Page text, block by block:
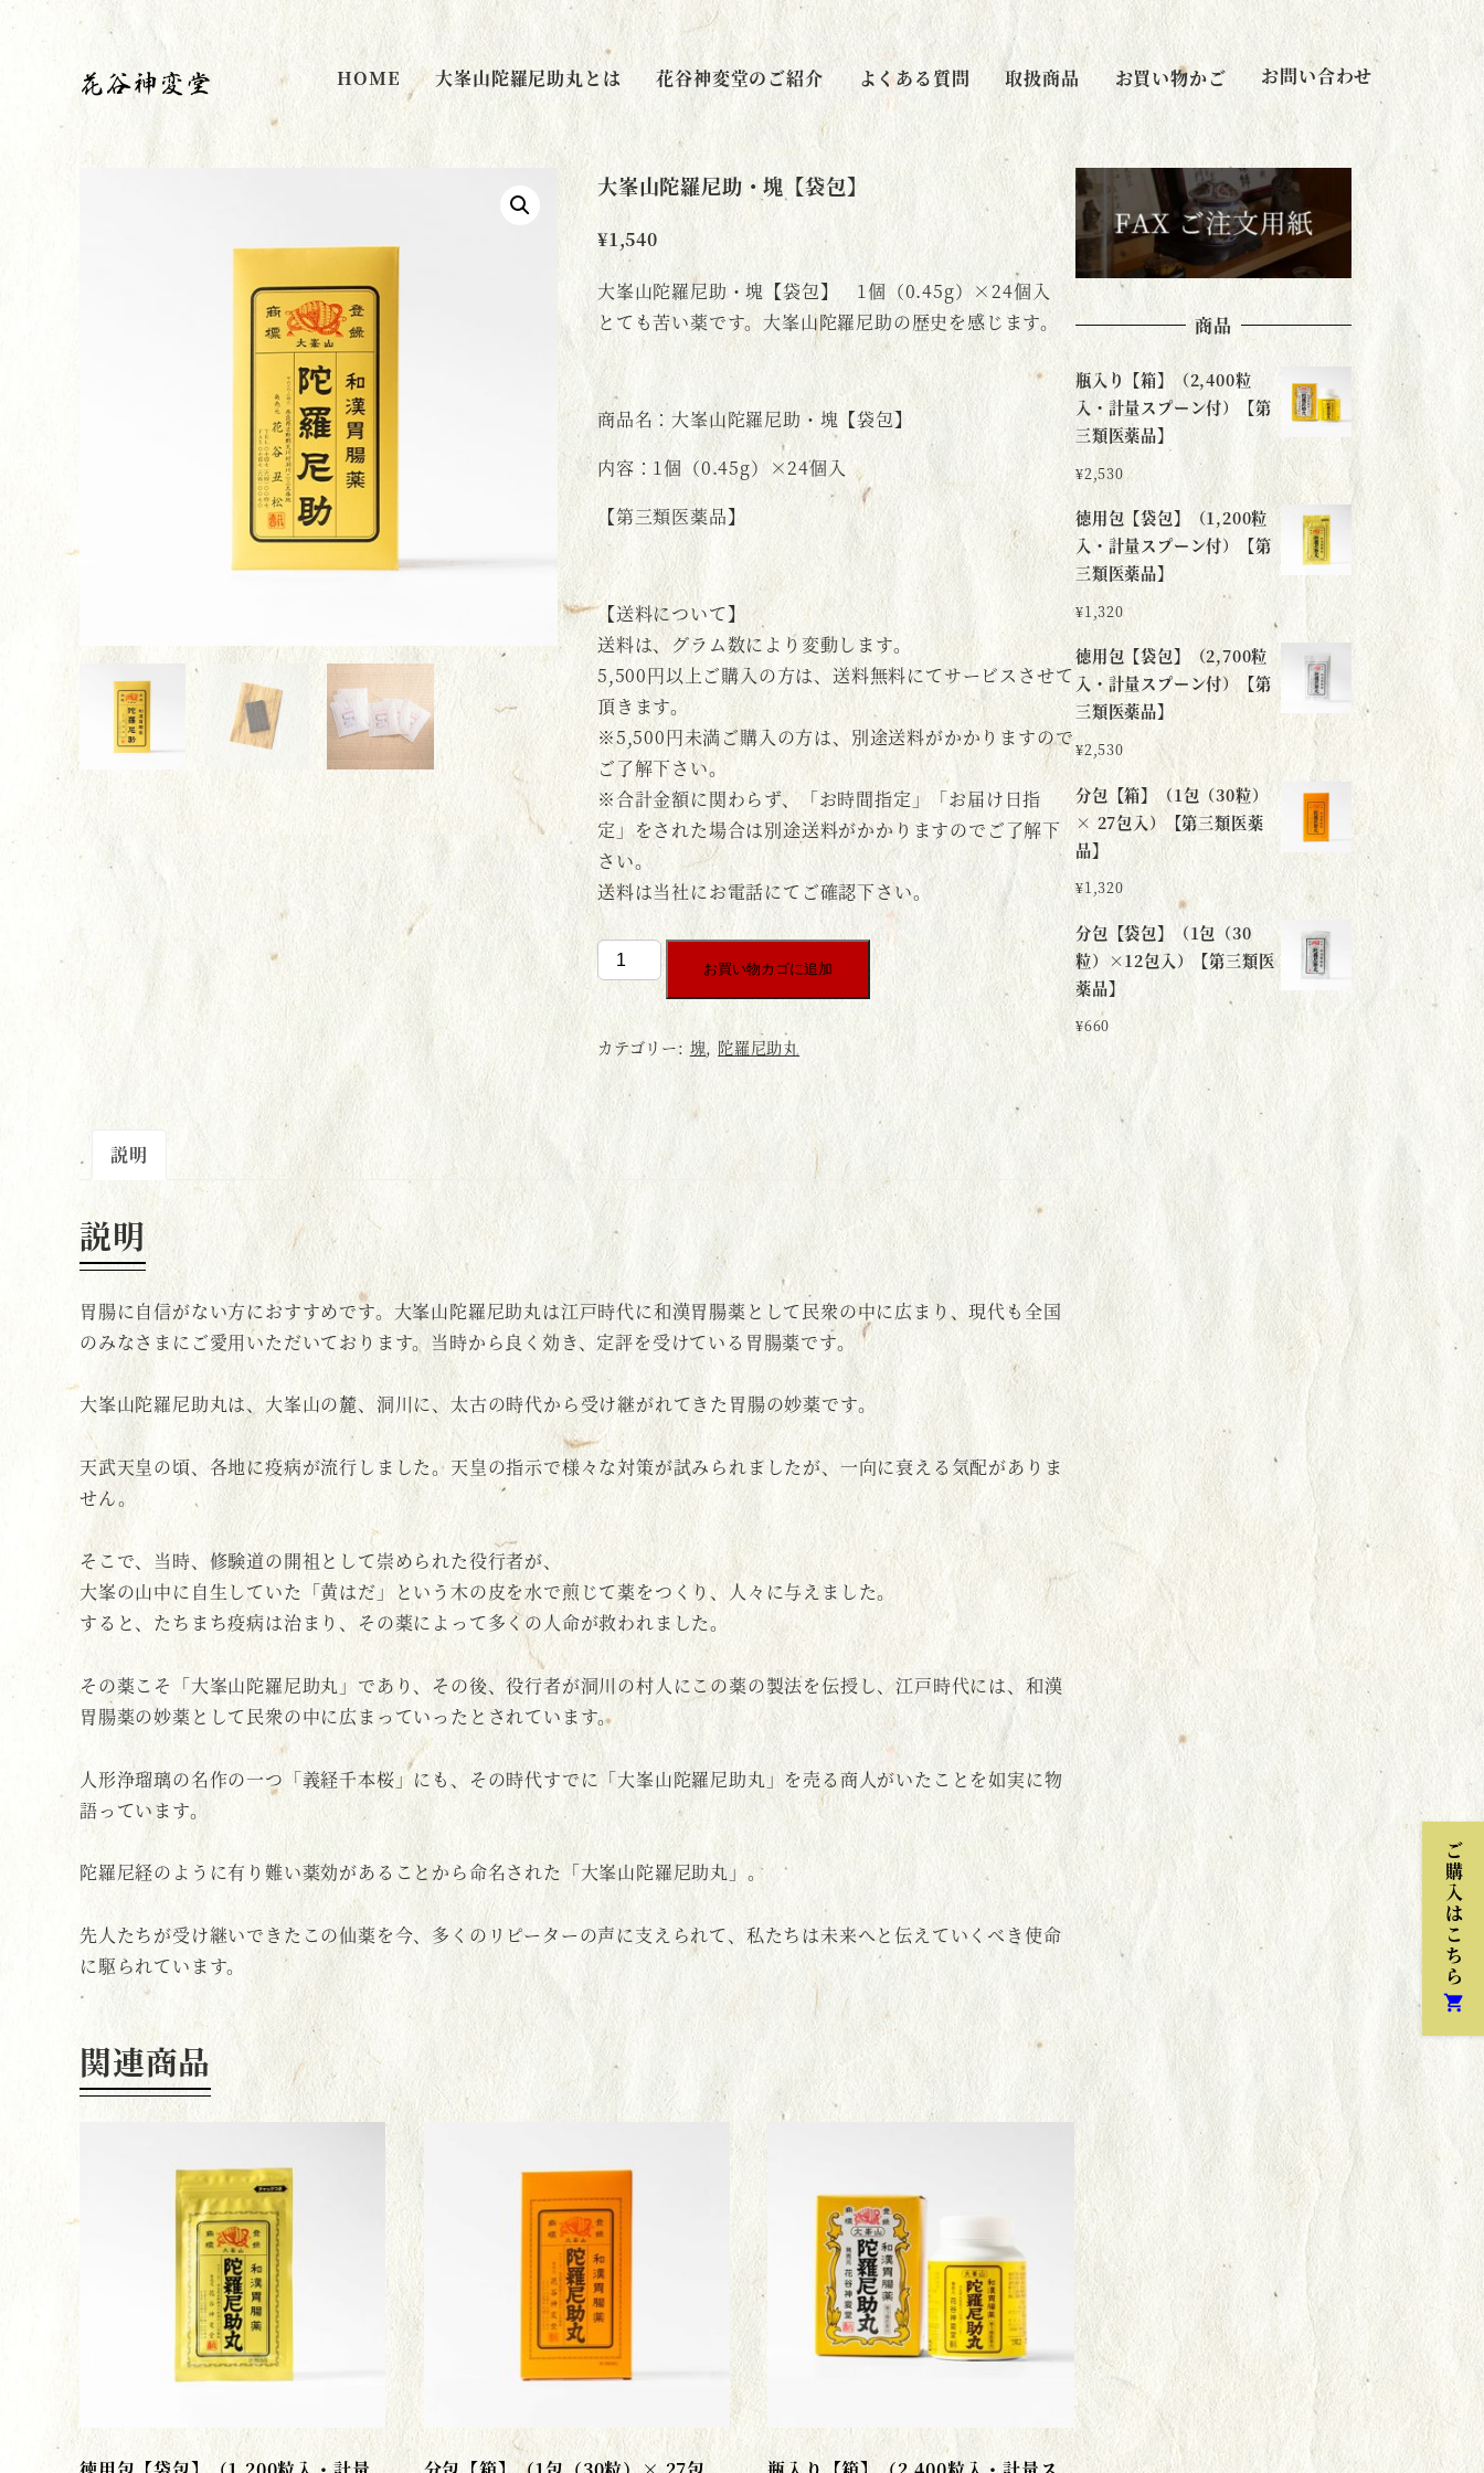
HOME 大峯山陀羅尼助丸とは 花谷神変堂のご紹介 よくある質問 取扱商品 お買い物かご お問い合わせ
大峯山陀羅尼助・塊【袋包】
¥1,540
大峯山陀羅尼助・塊【袋包】 1個（0.45g）×24個入
とても苦い薬です。大峯山陀羅尼助の歴史を感じます。
商品名：大峯山陀羅尼助・塊【袋包】
内容：1個（0.45g）×24個入
【第三類医薬品】
【送料について】
送料は、グラム数により変動します。
5,500円以上ご購入の方は、送料無料にてサービスさせて
頂きます。
※5,500円未満ご購入の方は、別途送料がかかりますので
ご了解下さい。
※合計金額に関わらず、「お時間指定」「お届け日指
定」をされた場合は別途送料がかかりますのでご了解下
さい。
送料は当社にお電話にてご確認下さい。
大
峯
陀
尼
【袋
包】
個
お買い物カゴに追加
カテゴリー: 塊, 陀羅尼助丸
説明
説明
胃腸に自信がない方におすすめです。大峯山陀羅尼助丸は江戸時代に和漢胃腸薬として民衆の中に広まり、現代も全国
のみなさまにご愛用いただいております。当時から良く効き、定評を受けている胃腸薬です。
大峯山陀羅尼助丸は、大峯山の麓、洞川に、太古の時代から受け継がれてきた胃腸の妙薬です。
天武天皇の頃、各地に疫病が流行しました。天皇の指示で様々な対策が試みられましたが、一向に衰える気配がありま
せん。
そこで、当時、修験道の開祖として崇められた役行者が、
大峯の山中に自生していた「黄はだ」という木の皮を水で煎じて薬をつくり、人々に与えました。
すると、たちまち疫病は治まり、その薬によって多くの人命が救われました。
その薬こそ「大峯山陀羅尼助丸」であり、その後、役行者が洞川の村人にこの薬の製法を伝授し、江戸時代には、和漢
胃腸薬の妙薬として民衆の中に広まっていったとされています。
人形浄瑠璃の名作の一つ「義経千本桜」にも、その時代すでに「大峯山陀羅尼助丸」を売る商人がいたことを如実に物
語っています。
陀羅尼経のように有り難い薬効があることから命名された「大峯山陀羅尼助丸」。
先人たちが受け継いできたこの仙薬を今、多くのリピーターの声に支えられて、私たちは未来へと伝えていくべき使命
に駆られています。
関連商品
商品
瓶入り【箱】（2,400粒
入・計量スプーン付）【第
三類医薬品】
¥2,530
徳用包【袋包】（1,200粒
入・計量スプーン付）【第
三類医薬品】
¥1,320
徳用包【袋包】（2,700粒
入・計量スプーン付）【第
三類医薬品】
¥2,530
分包【箱】（1包（30粒）
× 27包入）【第三類医薬
品】
¥1,320
分包【袋包】（1包（30
粒）×12包入）【第三類医
薬品】
¥660
ご購入はこちら
shopping_cart